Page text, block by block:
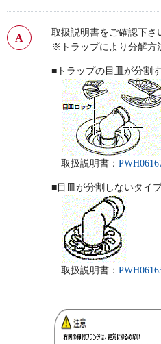
取扱説明書をご確認下さ
※トラップにより分解方
■トラップの目皿が分割
取扱説明書：
■目皿が分割しないタイ
取扱説明書：